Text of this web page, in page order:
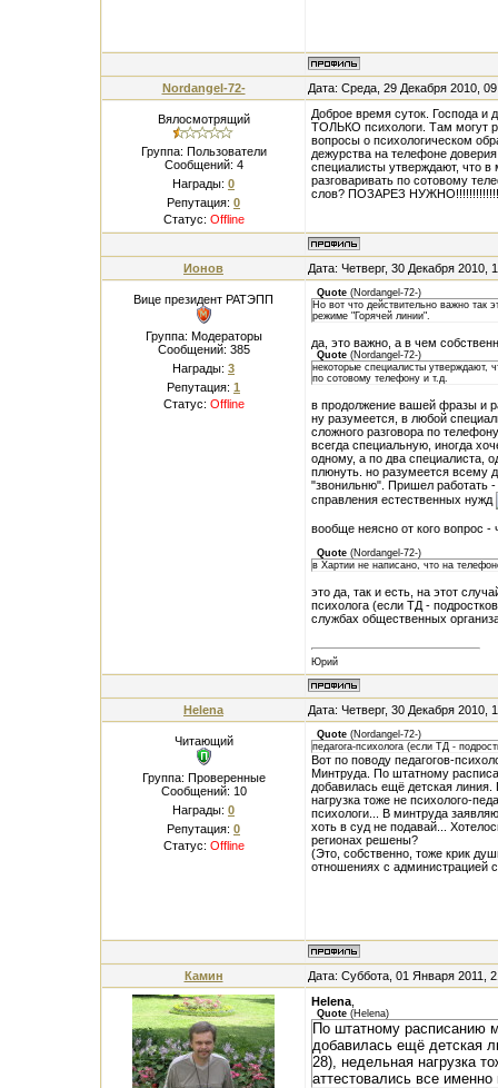
Nordangel-72- Дата: Среда, 29 Декабря 2010,
Вялосмотрящий
Группа: Пользователи
Сообщений: 4
Награды: 0
Репутация: 0
Статус: Offline
Доброе время суток. Господа и
ТОЛЬКО психологи. Там могут
вопросы о психологическом
дежурства на телефоне
специалисты утверждают, что в
разговаривать по сотовому
слов? ПОЗАРЕЗ
Ионов Дата: Четверг, 30 Декабря
Вице президент РАТЭПП
Группа: Модераторы
Сообщений: 385
Награды: 3
Репутация: 1
Статус: Offline
Quote (Nordangel-72-)
Но вот что действительно важно
режиме "Горячей линии".
да, это важно, а в чем
Quote (Nordangel-72-)
некоторые специалисты утверждают,
по сотовому телефону и т.д.
в продолжение вашей фразы и
ну разумеется, в любой
сложного разговора по
всегда специальную, иногда
одному, а по два специалиста,
плюнуть. но разумеется всему
"звонильню". Пришел работать
справления естественных нужд
вообще неясно от кого вопрос -
Quote (Nordangel-72-)
в Хартии не написано, что на
это да, так и есть, на этот
психолога (если ТД -
службах общественных
Юрий
Helena Дата: Четверг, 30 Декабря
Читающий
Группа: Проверенные
Сообщений: 10
Награды: 0
Репутация: 0
Статус: Offline
Quote (Nordangel-72-)
педагога-психолога (если ТД -
Вот по поводу педагогов-
Минтруда. По штатному
добавилась ещё детская линия.
нагрузка тоже не психолого-
психологи... В минтруда
хоть в суд не подавай...
регионах решены?
(Это, собственно, тоже крик
отношениях с администрацией
Камин Дата: Суббота, 01 Января 2011,
Helena
Quote (Helena)
По штатному расписанию
добавилась ещё детская
28), недельная нагрузка
аттестовались все именно